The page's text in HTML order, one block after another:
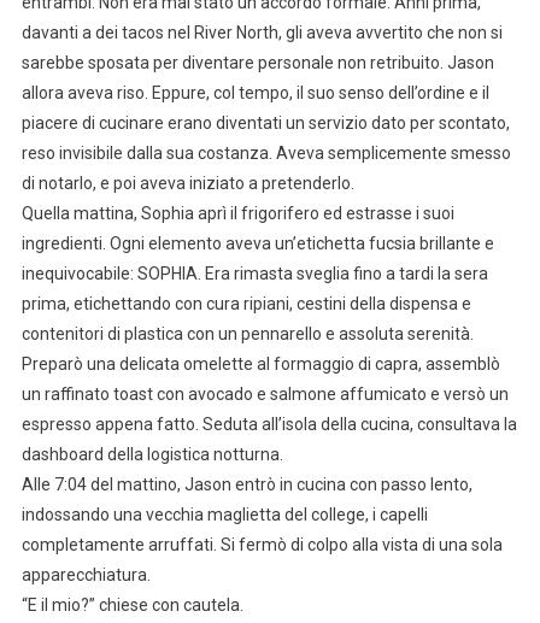
davanti a dei tacos nel River North, gli aveva avvertito che non si
sarebbe sposata per diventare personale non retribuito. Jason
allora aveva riso. Eppure, col tempo, il suo senso dell’ordine e il
piacere di cucinare erano diventati un servizio dato per scontato,
reso invisibile dalla sua costanza. Aveva semplicemente smesso
di notarlo, e poi aveva iniziato a pretenderlo.
Quella mattina, Sophia aprì il frigorifero ed estrasse i suoi
ingredienti. Ogni elemento aveva un’etichetta fucsia brillante e
inequivocabile: SOPHIA. Era rimasta sveglia fino a tardi la sera
prima, etichettando con cura ripiani, cestini della dispensa e
contenitori di plastica con un pennarello e assoluta serenità.
Preparò una delicata omelette al formaggio di capra, assemblò
un raffinato toast con avocado e salmone affumicato e versò un
espresso appena fatto. Seduta all’isola della cucina, consultava la
dashboard della logistica notturna.
Alle 7:04 del mattino, Jason entrò in cucina con passo lento,
indossando una vecchia maglietta del college, i capelli
completamente arruffati. Si fermò di colpo alla vista di una sola
apparecchiatura.
“E il mio?” chiese con cautela.